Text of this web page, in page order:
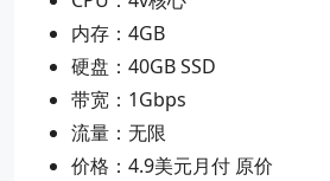
内存：4GB
硬盘：40GB SSD
带宽：1Gbps
流量：无限
价格：4.9美元月付 原价